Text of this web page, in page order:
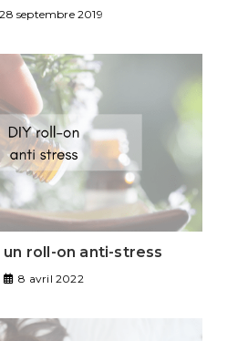
28 septembre 2019
un roll-on anti-stress
8 avril 2022